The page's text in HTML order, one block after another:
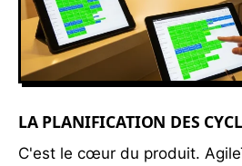
LA PLANIFICATION DES
C'est le cœur du produit.